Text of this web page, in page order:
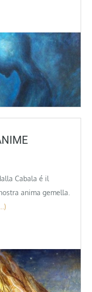
Cabala é il
anima gemella.